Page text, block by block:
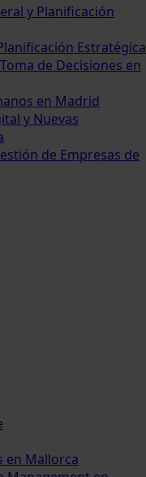
y Planificación
Estratégica
de Decisiones en
en Madrid
y Nuevas
de Empresas de
en Mallorca